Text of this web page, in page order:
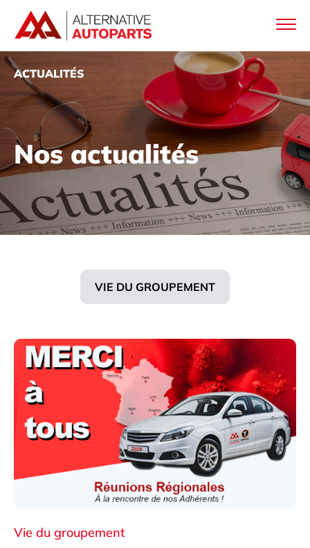
ACTUALITÉS
Nos actualités
VIE DU GROUPEMENT
Vie du groupement